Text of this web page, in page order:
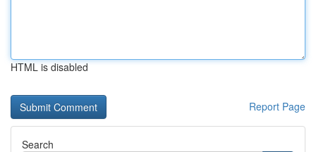
HTML is disabled
Report Page
Search